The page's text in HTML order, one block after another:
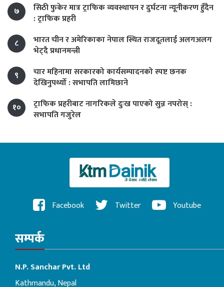
७
सिठी फुकेर मात्र ट्राफिक व्यवस्थापन र दुर्घटना न्यूनीकरण हुँदैन
: ट्राफिक प्रहरी
८
भारत चीन र अमेरिकाका नेपाल स्थित राजदूतलाई अलगअलग
भेट्दै प्रधानमन्त्री
९
चार महिनामा सरकारको कार्यसम्पादनको स्पष्ट छनक
देखिनुपर्थ्यो : सभापति लामिछाने
१०
ट्राफिक प्रहरीबाट नागरिकले दुःख पाएको सुन्न नपरोस् :
सभापति गजुरेल
Facebook Twitter Youtube
सम्पर्क
N.P. Sanchar Pvt. Ltd
Kathmandu, Nepal